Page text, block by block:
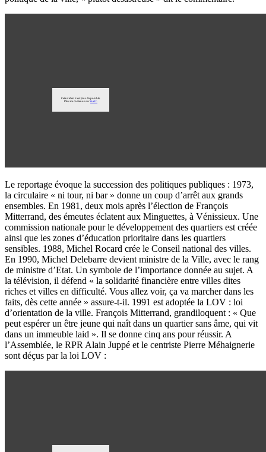
Le reportage évoque la succession des politiques publiques : 1973,
la circulaire « ni tour, ni bar » donne un coup d’arrêt aux grands
ensembles. En 1981, deux mois après l’élection de François
Mitterrand, des émeutes éclatent aux Minguettes, à Vénissieux. Une
commission nationale pour le développement des quartiers est créée
ainsi que les zones d’éducation prioritaire dans les quartiers
sensibles. 1988, Michel Rocard crée le Conseil national des villes.
En 1990, Michel Delebarre devient ministre de la Ville, avec le rang
de ministre d’Etat. Un symbole de l’importance donnée au sujet. A
la télévision, il défend « la solidarité financière entre villes dites
riches et villes en difficulté. Vous allez voir, ça va marcher dans les
faits, dès cette année » assure-t-il. 1991 est adoptée la LOV : loi
d’orientation de la ville. François Mitterrand, grandiloquent : « Que
peut espérer un être jeune qui naît dans un quartier sans âme, qui vit
dans un immeuble laid ». Il se donne cinq ans pour réussir. A
l’Assemblée, le RPR Alain Juppé et le centriste Pierre Méhaignerie
sont déçus par la loi LOV :